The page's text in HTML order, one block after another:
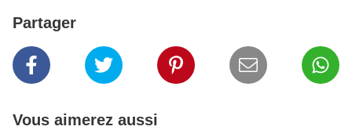
Partager
Vous aimerez aussi